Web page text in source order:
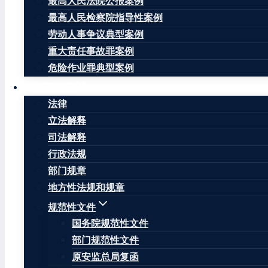
最高人民检察院指导性案例
劳动人事争议典型案例
重大责任事故罪案例
危险作业罪典型案例
法律
立法解释
司法解释
行政法规
部门规章
地方性法规和规章
规范性文件
国务院规范性文件
部门规范性文件
原安监总局复函
中国人民银行授权全国银行间同业拆借中心公布，
布LPR之前有效。（来源：中国人民银行）
文章标签：#LPR#中国人民银行#全国银行间同业拆借
王康律师
王康律师，注册安全工程师，北京华让律师事务所安
因曾在安监局负责安全生产监督管理、生产安全事
生产安全事故引发的民事赔偿、行政处罚和刑事追责
王康律师辩护的当事人涉嫌失火罪、重大责任事故罪
关不批准逮捕当事人等结果；王康律师代理的因生产
果；王康律师代理的民商事诉讼与仲裁案件中，有多